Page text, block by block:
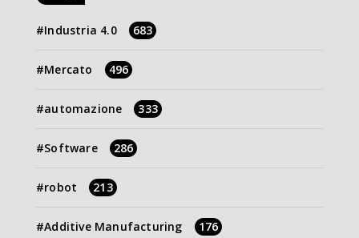
Industria 4.0 683
Mercato 496
automazione 333
Software 286
robot 213
Additive Manufacturing 176